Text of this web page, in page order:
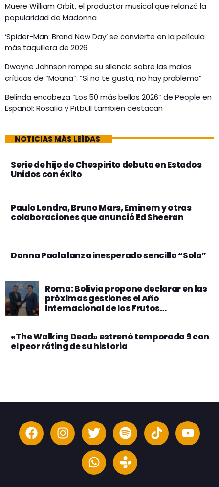
Muere William Orbit, el productor musical que relanzó la
popularidad de Madonna
‘Spider-Man: Brand New Day’ se convierte en la película
más taquillera de 2026
Dwayne Johnson rompe su silencio sobre las malas
críticas de “Moana”: “Si no te gusta, no hay problema”
Belinda encabeza “Los 50 más bellos 2026” de People en
Español; Rosalía y Pitbull también destacan
NOTICIAS MÁS LEÍDAS
Serie de hijo de Chespirito debuta en Estados
Unidos con éxito
Paulo Londra, Bruno Mars, Eminem y otras
colaboraciones que anunció Ed Sheeran
Danna Paola lanza inesperado sencillo “Sola”
Roma: Bolivia propone declarar en las
próximas gestiones el Año
Internacional de los Frutos
«The Walking Dead» estrenó temporada 9 con
el peor ráting de su historia